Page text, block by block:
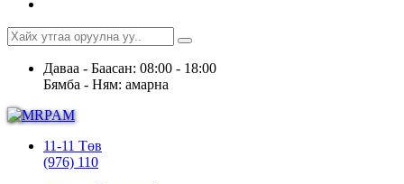
Даваа - Баасан: 08:00 - 18:00
Бямба - Ням: амарна
11-11 Төв
(976) 110